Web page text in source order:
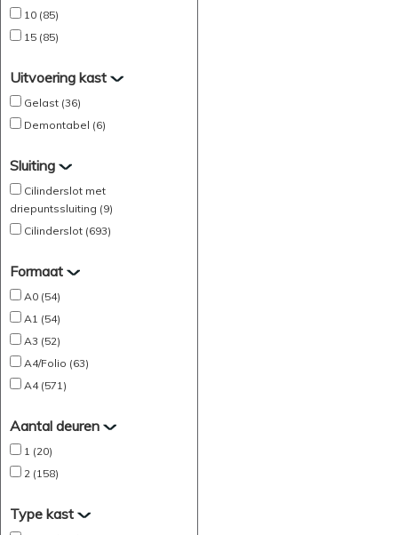
10 (85)
15 (85)
Uitvoering kast
Gelast (36)
Demontabel (6)
Sluiting
Cilinderslot met
driepuntssluiting (9)
Cilinderslot (693)
Formaat
A0 (54)
A1 (54)
A3 (52)
A4/Folio (63)
A4 (571)
Aantal deuren
1 (20)
2 (158)
Type kast